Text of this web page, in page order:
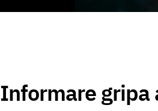
Informare gripa